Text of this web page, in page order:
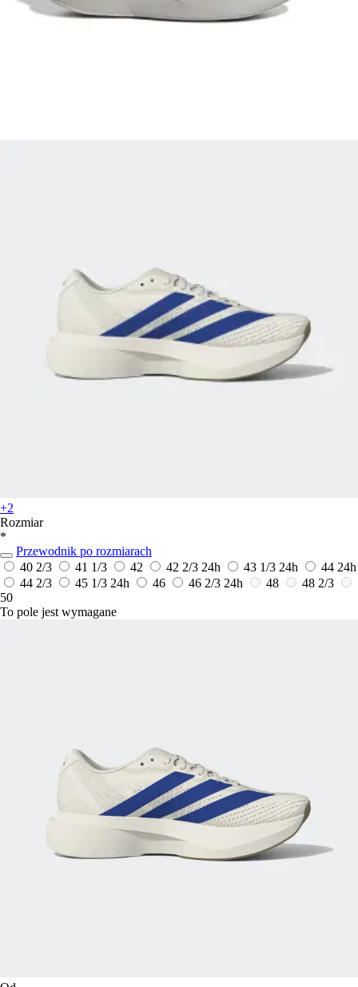
+2
Rozmiar
*
Przewodnik po rozmiarach
40 2/3
41 1/3 42 42 2/3 24h 43 1/3 24h 44 24h
44 2/3
45 1/3 24h 46 46 2/3 24h 48
48 2/3
50
To pole jest wymagane